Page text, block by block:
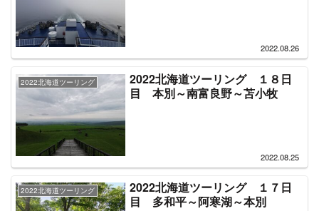
2022.08.26
2022北海道ツーリング
2022北海道ツーリング １８日
目 本別～南富良野～苫小牧
2022.08.25
2022北海道ツーリング
2022北海道ツーリング １７日
目 多和平～阿寒湖～本別